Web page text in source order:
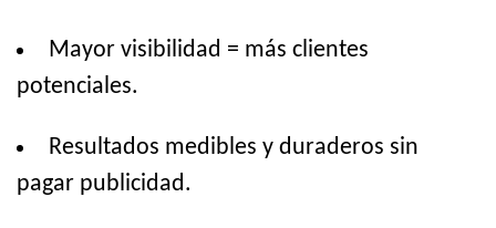
Mayor visibilidad = más clientes
potenciales.
Resultados medibles y duraderos sin
pagar publicidad.